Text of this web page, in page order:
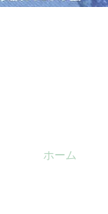
ホーム